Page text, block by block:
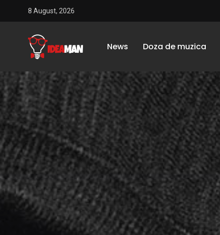
8 August, 2026
News Doza de muzica